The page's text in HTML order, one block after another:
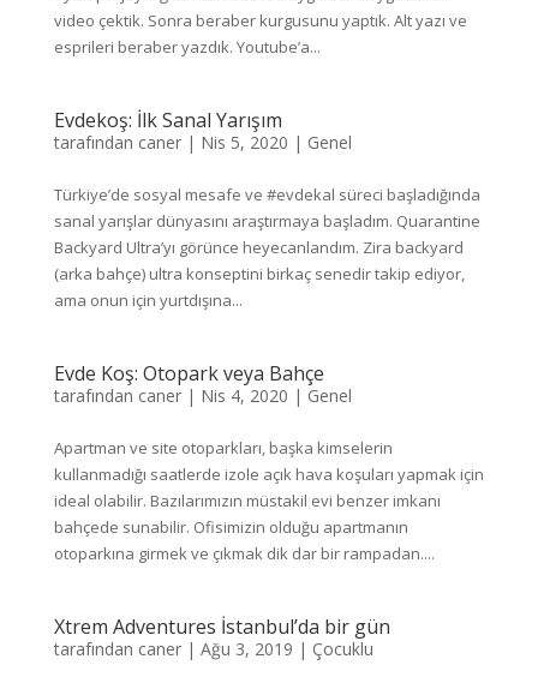
video çektik. Sonra beraber kurgusunu yaptık. Alt yazı ve
esprileri beraber yazdık. Youtube’a...
Evdekoş: İlk Sanal Yarışım
tarafından caner| Nis 5, 2020 | Genel
Türkiye’de sosyal mesafe ve #evdekal süreci başladığında
sanal yarışlar dünyasını araştırmaya başladım. Quarantine
Backyard Ultra’yı görünce heyecanlandım. Zira backyard
(arka bahçe) ultra konseptini birkaç senedir takip ediyor,
ama onun için yurtdışına...
Evde Koş: Otopark veya Bahçe
tarafından caner| Nis 4, 2020 | Genel
Apartman ve site otoparkları, başka kimselerin
kullanmadığı saatlerde izole açık hava koşuları yapmak için
ideal olabilir. Bazılarımızın müstakil evi benzer imkanı
bahçede sunabilir. Ofisimizin olduğu apartmanın
otoparkına girmek ve çıkmak dik dar bir rampadan....
Xtrem Adventures İstanbul’da bir gün
tarafından caner| Ağu 3, 2019 | Çocuklu